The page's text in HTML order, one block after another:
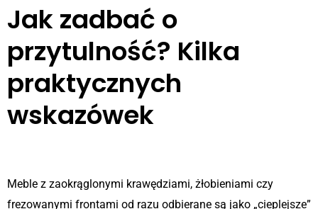
Jak zadbać o
przytulność? Kilka
praktycznych
wskazówek
Meble z zaokrąglonymi krawędziami, żłobieniami czy
frezowanymi frontami od razu odbierane są jako „cieplejsze”